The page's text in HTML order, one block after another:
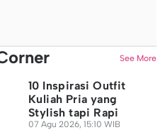
See More
10 Inspirasi Outfit
Kuliah Pria yang
Stylish tapi Rapi
07 Agu 2026, 15:10 WIB